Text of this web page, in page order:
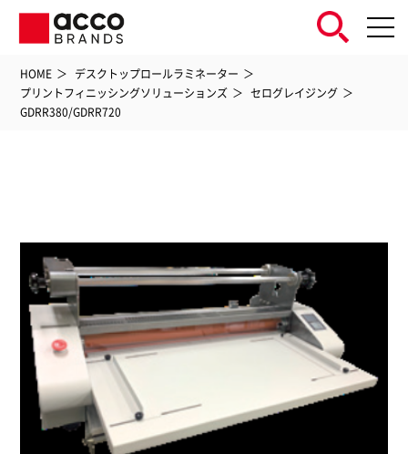
HOME
デスクトップロールラミネーター
プリントフィニッシングソリューションズ
セログレイジング
GDRR380/GDRR720